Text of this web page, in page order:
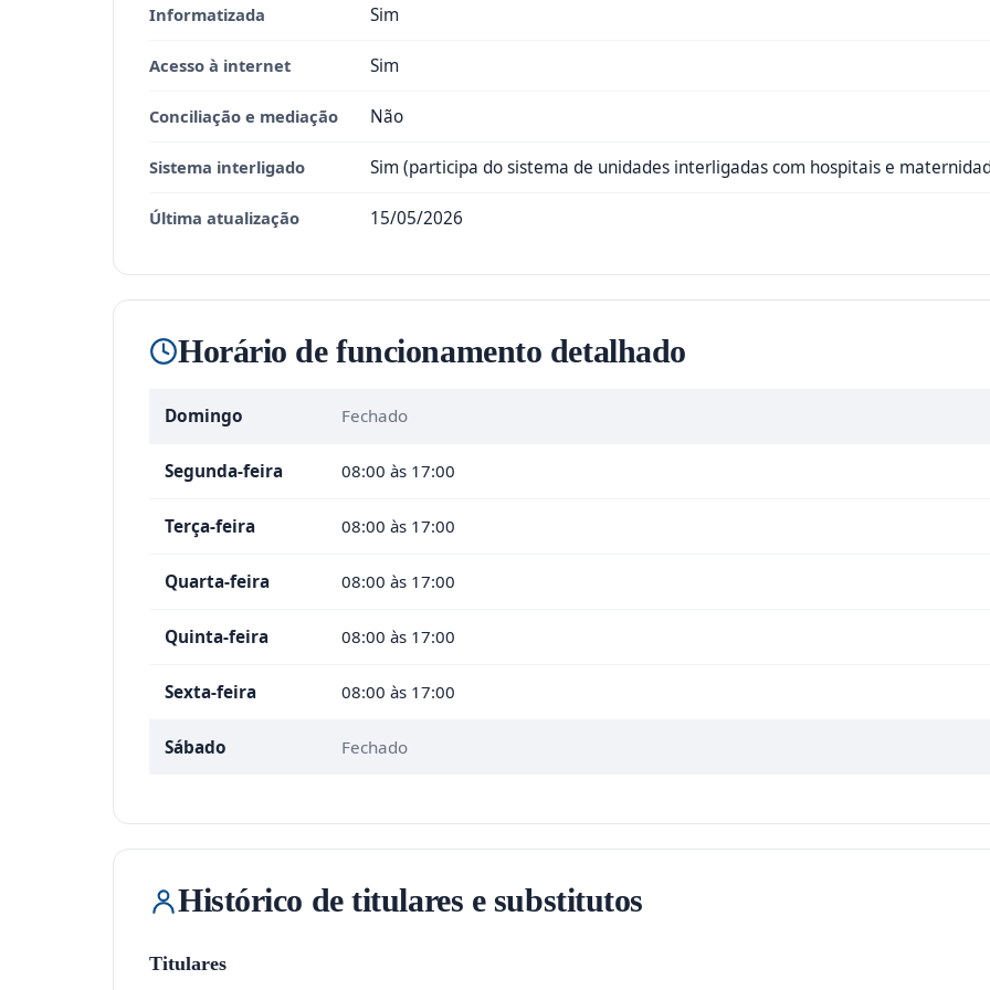
Informatizada Sim
Acesso à internet Sim
Conciliação e mediação Não
Sistema interligado Sim (participa do sistema de unidades interligadas com hospitais e
Última atualização 15/05/2026
Horário de funcionamento detalhado
Domingo Fechado
Segunda-feira 08:00 às 17:00
Terça-feira 08:00 às 17:00
Quarta-feira 08:00 às 17:00
Quinta-feira 08:00 às 17:00
Sexta-feira 08:00 às 17:00
Sábado Fechado
Histórico de titulares e substitutos
Titulares